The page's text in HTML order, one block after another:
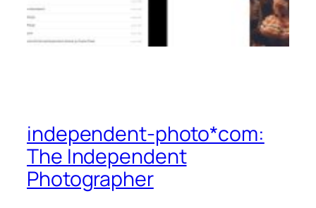
independent-photo*com:
The Independent
Photographer